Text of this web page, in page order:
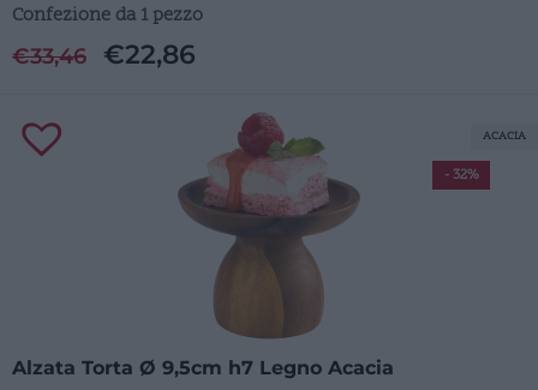
Confezione da 1 pezzo
€33,46 €22,86
Alzata Torta Ø 9,5cm h7 Legno Acacia
- 32%
ACACIA